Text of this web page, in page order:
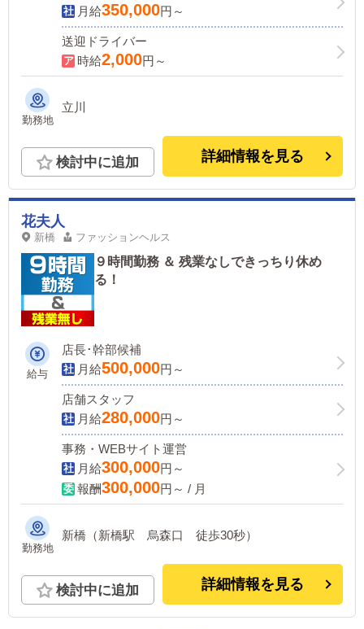
月給350,000円～
送迎ドライバー
時給2,000円～
勤務地
立川
検討中に追加 詳細情報を見る
花夫人
新橋 ファッションヘルス
９時間勤務 ＆ 残業なしできっちり休め
る！
給与
店長･幹部候補
月給500,000円～
店舗スタッフ
月給280,000円～
事務・WEBサイト運営
月給300,000円～
報酬300,000円～ / 月
勤務地
新橋（新橋駅 烏森口 徒歩30秒）
検討中に追加 詳細情報を見る